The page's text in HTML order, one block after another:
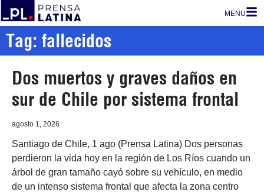
MENU
Tag: fallecidos
Dos muertos y graves daños en
sur de Chile por sistema frontal
agosto 1, 2026
Santiago de Chile, 1 ago (Prensa Latina) Dos personas
perdieron la vida hoy en la región de Los Ríos cuando un
árbol de gran tamaño cayó sobre su vehículo, en medio
de un intenso sistema frontal que afecta la zona centro